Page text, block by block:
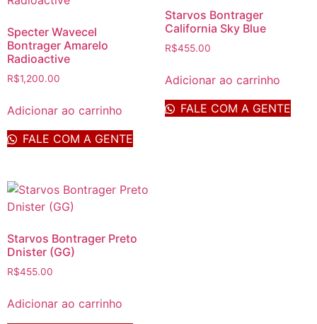
Specter Wavecel
Bontrager Amarelo
Radioactive
R$1,200.00
Adicionar ao carrinho
FALE COM A GENTE
Starvos Bontrager
California Sky Blue
R$455.00
Adicionar ao carrinho
FALE COM A GENTE
Starvos Bontrager Preto
Dnister (GG)
R$455.00
Adicionar ao carrinho